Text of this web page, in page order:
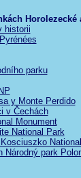
Horolezecké
historii
parku
y Monte Perdido
v Čechách
Monument
National Park
park